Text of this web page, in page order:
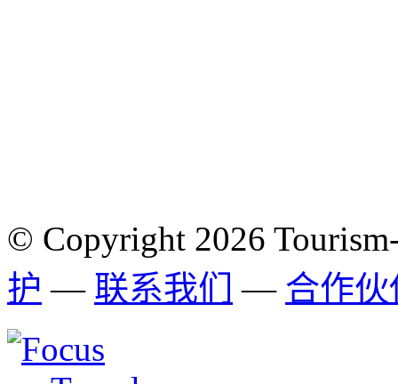
© Copyright 2026
护 — 联系我们 — 合作伙